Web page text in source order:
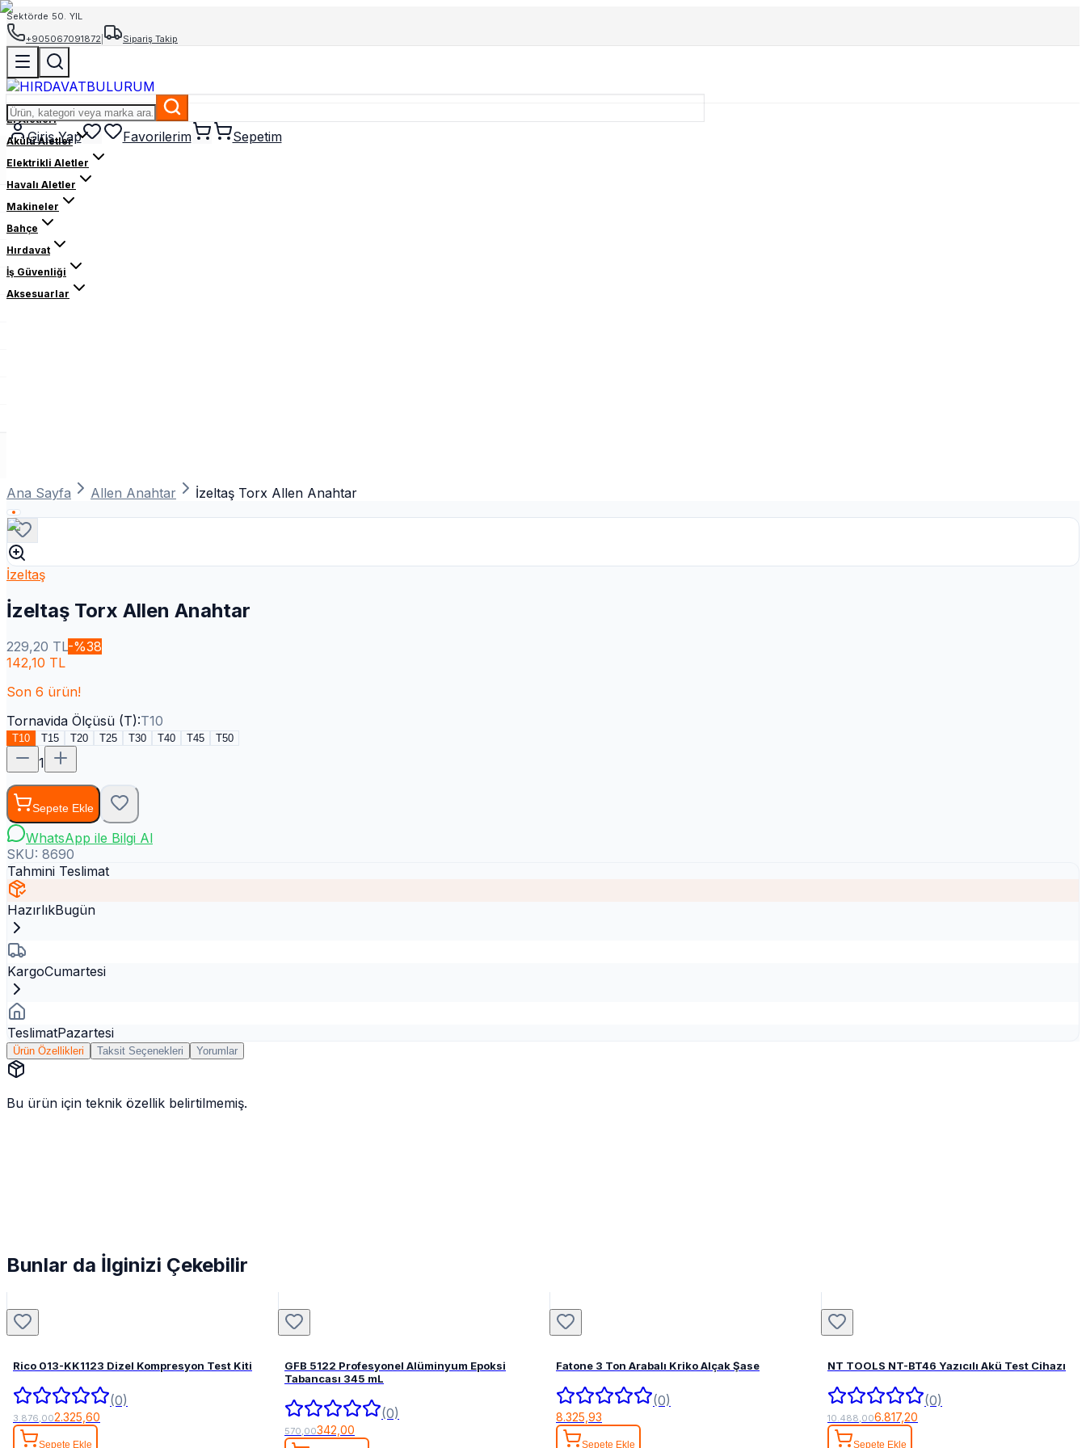
Sektörde 50. YIL
+905067091872
Sipariş Takip
Giriş Yap Favorilerim Sepetim
El Aletleri
Akülü Aletler
Elektrikli Aletler
Havalı Aletler
Makineler
Bahçe
Hırdavat
İş Güvenliği
Aksesuarlar
Ana Sayfa Allen Anahtar İzeltaş Torx Allen Anahtar
İzeltaş
İzeltaş Torx Allen Anahtar
229,20 TL-%38
142,10 TL
Son 6 ürün!
Tornavida Ölçüsü (T):T10
T10 T15 T20 T25 T30 T40 T45 T50
1
Sepete Ekle
WhatsApp ile Bilgi Al
SKU: 8690
Tahmini Teslimat
HazırlıkBugün
KargoCumartesi
TeslimatPazartesi
Ürün Özellikleri Taksit Seçenekleri Yorumlar
Bu ürün için teknik özellik belirtilmemiş.
Bunlar da İlginizi Çekebilir
Rico 013-KK1123 Dizel Kompresyon Test Kiti
(0)
3.876,002.325,60
Sepete Ekle
GFB 5122 Profesyonel Alüminyum Epoksi
Tabancası 345 mL
(0)
570,00342,00
Fatone 3 Ton Arabalı Kriko Alçak Şase
(0)
8.325,93
Sepete Ekle
NT TOOLS NT-BT46 Yazıcılı Akü Test Cihazı
(0)
10.488,006.817,20
Sepete Ekle